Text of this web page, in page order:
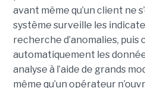
avant même qu’un client ne
système surveille les
recherche d’anomalies, puis
automatiquement les
analyse à l’aide de grands
même qu’un opérateur